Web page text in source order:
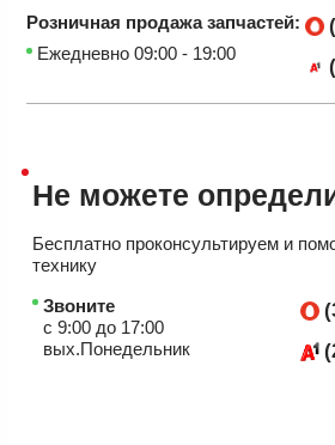
Розничная продажазапчастей:
Ежедневно 09:00 - 19:00
Не можете
Бесплатно проконсультируем и
технику
Звоните
с 9:00 до 17:00
вых.Понедельник